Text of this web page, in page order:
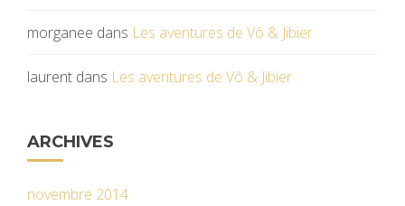
morganee dans Les aventures de Vô & Jibier
laurent dans Les aventures de Vô & Jibier
ARCHIVES
novembre 2014